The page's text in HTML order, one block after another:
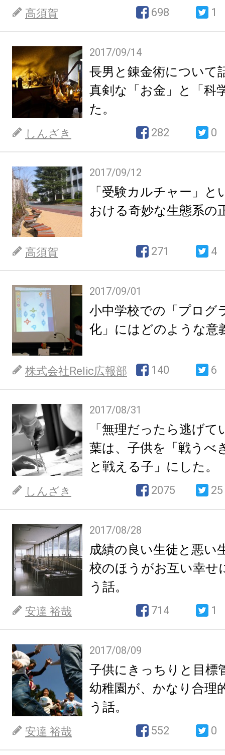
高須賀 698 1
2017/09/14
長男と錬金術について
真剣な「お金」と「科
た。
しんざき 282 0
2017/09/12
「受験カルチャー」と
おける奇妙な生態系の
高須賀 271 4
2017/09/01
小中学校での「プログ
化」にはどのような意
株式会社Relic広報部 140 6
2017/08/31
「無理だったら逃げ
葉は、子供を「戦うべ
と戦える子」にした。
しんざき 2075 25
2017/08/28
成績の良い生徒と悪い
校のほうがお互い幸せ
う話。
安達 裕哉 714 1
2017/08/09
子供にきっちりと目標
幼稚園が、かなり合理
う話。
安達 裕哉 552 0